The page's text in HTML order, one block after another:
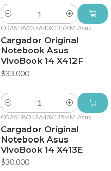
Cantidad
COAS19V237A40X135MM |Asus
Cargador Original
Notebook Asus
VivoBook 14 X412F
$33.000
Cantidad
COAS19V342A40X135MM |Asus
Cargador Original
Notebook Asus
VivoBook 14 X413E
$30.000